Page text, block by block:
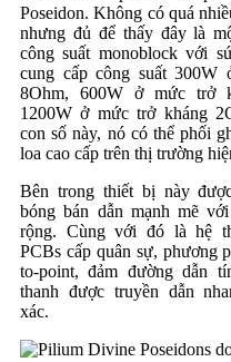
Poseidon. Không có quá
nhưng đủ để thấy đây là
công suất monoblock với
cung cấp công suất 300W
8Ohm, 600W ở mức trở
1200W ở mức trở kháng
con số này, nó có thể phối
loa cao cấp trên thị trường
Bên trong thiết bị này
bóng bán dẫn mạnh mẽ
rộng. Cùng với đó là hệ
PCBs cấp quân sự, phương
to-point, đảm đường dẫn
thanh được truyền dẫn
xác.